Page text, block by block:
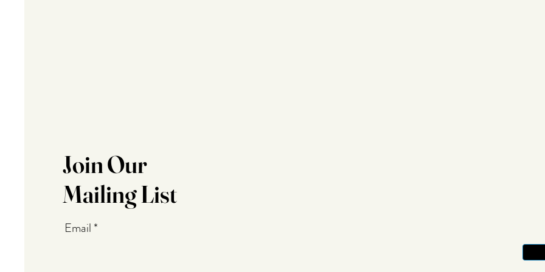
Join Our
Mailing List
Email